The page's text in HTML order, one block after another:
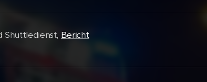
Shuttledienst, Bericht